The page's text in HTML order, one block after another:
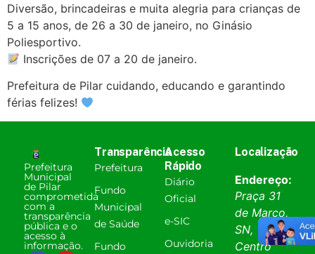
Diversão, brincadeiras e muita alegria para crianças de
5 a 15 anos, de 26 a 30 de janeiro, no Ginásio
Poliesportivo.
Inscrições de 07 a 20 de janeiro.
Prefeitura de Pilar cuidando, educando e garantindo
férias felizes!
Prefeitura
Municipal
de Pilar
comprometida
com a
transparência
pública e o
acesso à
informação.
Transparência
Prefeitura
Fundo
Municipal
de Saúde
Fundo
Acesso
Rápido
Diário
Oficial
e-SIC
Ouvidoria
Localização
Endereço:
Praça 31
de Março,
SN,
Centro